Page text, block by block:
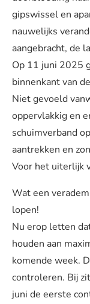
gipswissel en
nauwelijks
aangebracht, de
Op 11 juni 2025
binnenkant van
Niet gevoeld
oppervlakkig en
schuimverband
aantrekken en
Voor het uiterlijk
Wat een
lopen!
Nu erop letten
houden aan
komende week.
controleren. Bij
juni de eerste